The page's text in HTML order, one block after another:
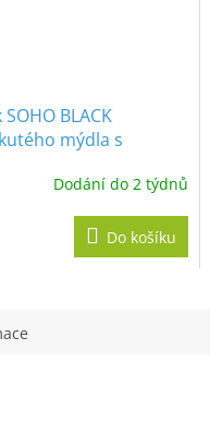
BLACK
mýdla s
Dodání do 2 týdnů
Do košíku